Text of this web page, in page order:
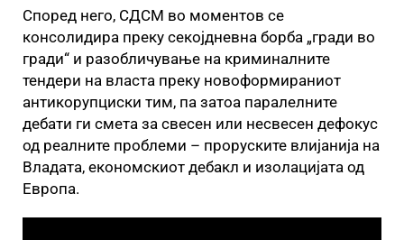
Според него, СДСМ во моментов се
консолидира преку секојдневна борба „гради во
гради“ и разобличување на криминалните
тендери на власта преку новоформираниот
антикорупциски тим, па затоа паралелните
дебати ги смета за свесен или несвесен дефокус
од реалните проблеми – проруските влијанија на
Владата, економскиот дебакл и изолацијата од
Европа.